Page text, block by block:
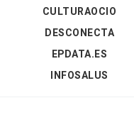
CULTURAOCIO
DESCONECTA
EPDATA.ES
INFOSALUS